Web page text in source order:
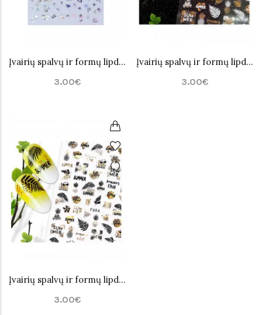
Įvairių spalvų ir formų lipdukai nagų dailei Nr.16
3.00€
Įvairių spalvų ir formų lipdukai nagų dailei Nr.17
3.00€
Įvairių spalvų ir formų lipdukai nagų dailei Nr.19
3.00€